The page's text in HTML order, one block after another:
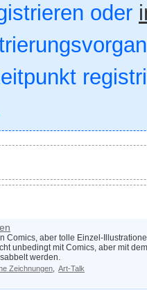
oder
Comics, aber tolle Einzel-
unbedingt mit Comics, aber mit
werden.
Zeichnungen Art-Talk